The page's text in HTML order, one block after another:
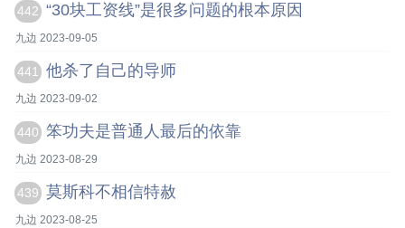
442 “30块工资线”是很多问题的根本原因
九边 2023-09-05
441 他杀了自己的导师
九边 2023-09-02
440 笨功夫是普通人最后的依靠
九边 2023-08-29
439 莫斯科不相信特赦
九边 2023-08-25